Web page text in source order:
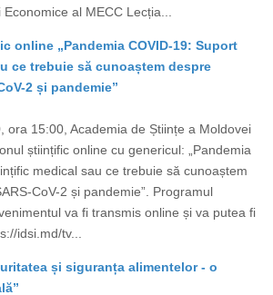
al MECC Lecția...
online „Pandemia COVID-19: Suport
ce trebuie să cunoaștem despre
2 și pandemie”
ora 15:00, Academia de Științe a Moldovei
științific online cu genericul: „Pandemia
medical sau ce trebuie să cunoaștem
CoV-2 și pandemie”. Programul
va fi transmis online și va putea fi
idsi.md/tv...
și siguranța alimentelor - o